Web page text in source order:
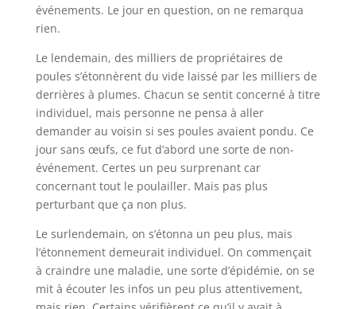
événements. Le jour en question, on ne remarqua
rien.
Le lendemain, des milliers de propriétaires de
poules s’étonnèrent du vide laissé par les milliers de
derrières à plumes. Chacun se sentit concerné à titre
individuel, mais personne ne pensa à aller
demander au voisin si ses poules avaient pondu. Ce
jour sans œufs, ce fut d’abord une sorte de non-
événement. Certes un peu surprenant car
concernant tout le poulailler. Mais pas plus
perturbant que ça non plus.
Le surlendemain, on s’étonna un peu plus, mais
l’étonnement demeurait individuel. On commençait
à craindre une maladie, une sorte d’épidémie, on se
mit à écouter les infos un peu plus attentivement,